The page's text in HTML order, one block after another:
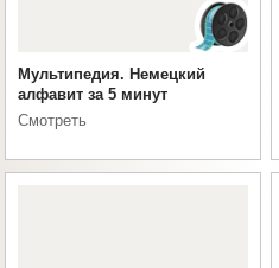
Мультипедия. Немецкий
алфавит за 5 минут
Смотреть